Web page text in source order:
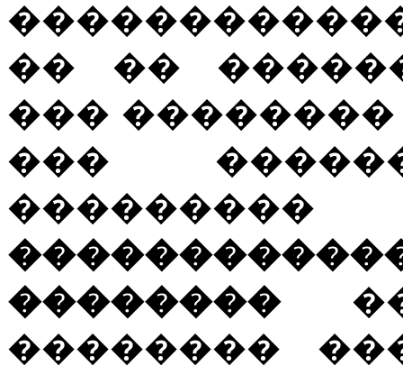
�� ��
���
���
��������
��������